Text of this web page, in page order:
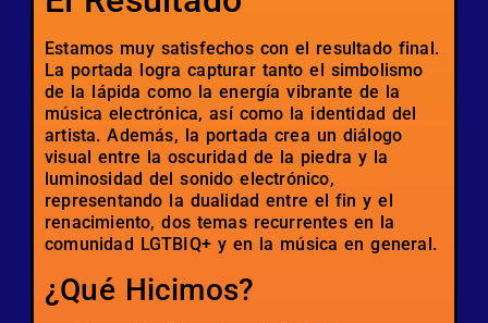
Estamos muy satisfechos con el resultado final.
La portada logra capturar tanto el simbolismo
de la lápida como la energía vibrante de la
música electrónica, así como la identidad del
artista. Además, la portada crea un diálogo
visual entre la oscuridad de la piedra y la
luminosidad del sonido electrónico,
representando la dualidad entre el fin y el
renacimiento, dos temas recurrentes en la
comunidad LGTBIQ+ y en la música en general.
¿Qué Hicimos?